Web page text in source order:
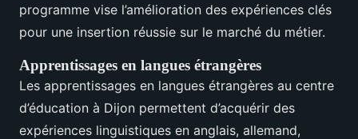
programme vise l’amélioration des expériences clés
pour une insertion réussie sur le marché du métier.
Apprentissages en langues étrangères
Les apprentissages en langues étrangères au centre
d’éducation à Dijon permettent d’acquérir des
expériences linguistiques en anglais, allemand,